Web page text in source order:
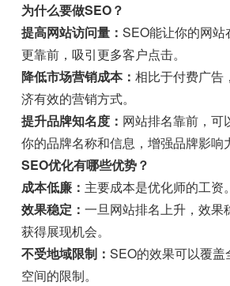
为什么要做SEO？
提高网站访问量：SEO能让你的网站
更靠前，吸引更多客户点击。
降低市场营销成本：相比于付费广告
济有效的营销方式。
提升品牌知名度： 网站排名靠前，可
你的品牌名称和信息，增强品牌影响
SEO优化有哪些优势？
成本低廉： 主要成本是优化师的工资。
效果稳定：一旦网站排名上升，效果
获得展现机会。
不受地域限制：SEO的效果可以覆
空间的限制。